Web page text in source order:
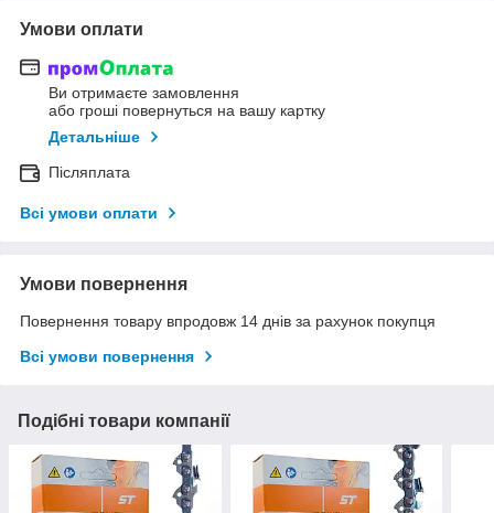
Умови оплати
Ви отримаєте замовлення
або гроші повернуться на вашу картку
Детальніше
Післяплата
Всі умови оплати
Умови повернення
Повернення товару впродовж 14 днів за рахунок покупця
Всі умови повернення
Подібні товари компанії